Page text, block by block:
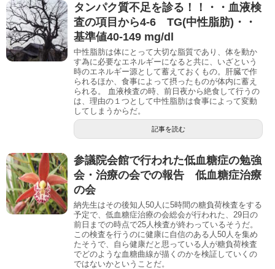
タンパク質不足を診る！！・・血液検
査の項目から4-6 TG(中性脂肪)・・
基準値40-149 mg/dl
中性脂肪は体にとって大切な脂質であり、体を動か
す為に必要なエネルギーになると共に、いざという
時のエネルギー源として蓄えておくもの。肝臓で作
られるほか、食事によって摂ったものが体内に蓄え
られる。 血液検査の時、前日夜から絶食して行うの
は、理由の１つとして中性脂肪は食事によって変動
してしまうからだ。
記事を読む
参議院会館で行われた低血糖症の勉強
会・治療の会での報告 低血糖症治療
の会
納先生はその後知人50人に5時間の糖負荷検査をする
予定で、低血糖症治療の会総会が行われた、29日の
前日までの時点で25人検査が終わっているそうだ。
この検査を行うのに健康に自信のある人50人を集め
たそうで、自ら健康だと思っている人が糖負荷検査
でどのような血糖曲線が描くのかを検証していくの
ではないかということだ。